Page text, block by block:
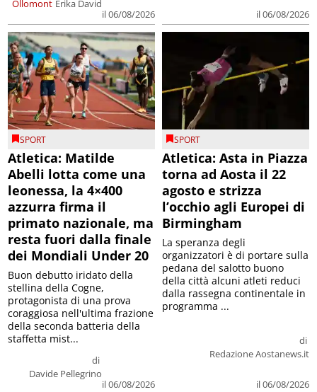
Ollomont Erika David
il 06/08/2026
il 06/08/2026
SPORT
Atletica: Matilde
Abelli lotta come una
leonessa, la 4×400
azzurra firma il
primato nazionale, ma
resta fuori dalla finale
dei Mondiali Under 20
di
Davide Pellegrino
il 06/08/2026
Buon debutto iridato della
stellina della Cogne,
protagonista di una prova
coraggiosa nell'ultima frazione
della seconda batteria della
staffetta mist...
SPORT
Atletica: Asta in Piazza
torna ad Aosta il 22
agosto e strizza
l’occhio agli Europei di
Birmingham
di
Redazione Aostanews.it
il 06/08/2026
La speranza degli
organizzatori è di portare sulla
pedana del salotto buono
della città alcuni atleti reduci
dalla rassegna continentale in
programma ...